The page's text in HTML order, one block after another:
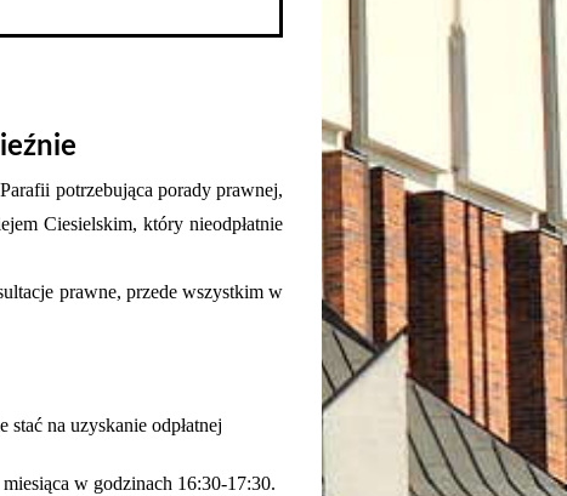
potrzebująca porady prawnej,
Ciesielskim, który nieodpłatnie
prawne, przede wszystkim w
na uzyskanie odpłatnej
w godzinach 16:30-17:30.